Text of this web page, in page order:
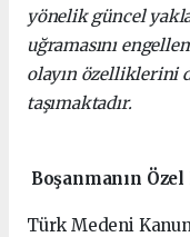
yönelik güncel
uğramasını
olayın özelliklerini
taşımaktadır.
Boşanmanın
Türk Medeni